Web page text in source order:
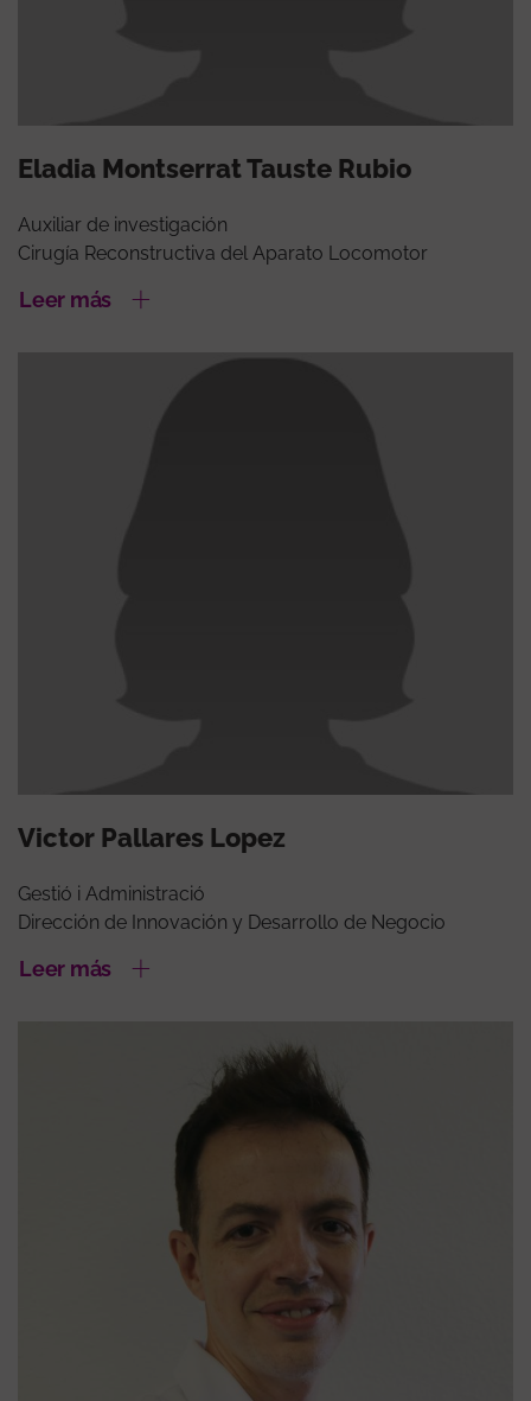
Eladia Montserrat Tauste Rubio
Auxiliar de investigación
Cirugía Reconstructiva del Aparato Locomotor
Leer más
Victor Pallares Lopez
Gestió i Administració
Dirección de Innovación y Desarrollo de Negocio
Leer más